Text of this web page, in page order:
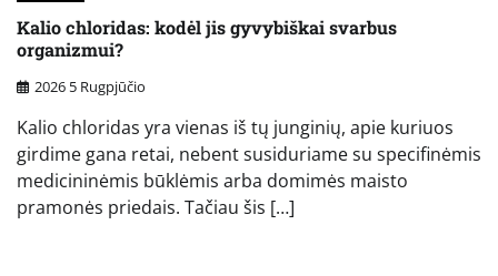
Kalio chloridas: kodėl jis gyvybiškai svarbus
organizmui?
2026 5 Rugpjūčio
Kalio chloridas yra vienas iš tų junginių, apie kuriuos
girdime gana retai, nebent susiduriame su specifinėmis
medicininėmis būklėmis arba domimės maisto
pramonės priedais. Tačiau šis […]